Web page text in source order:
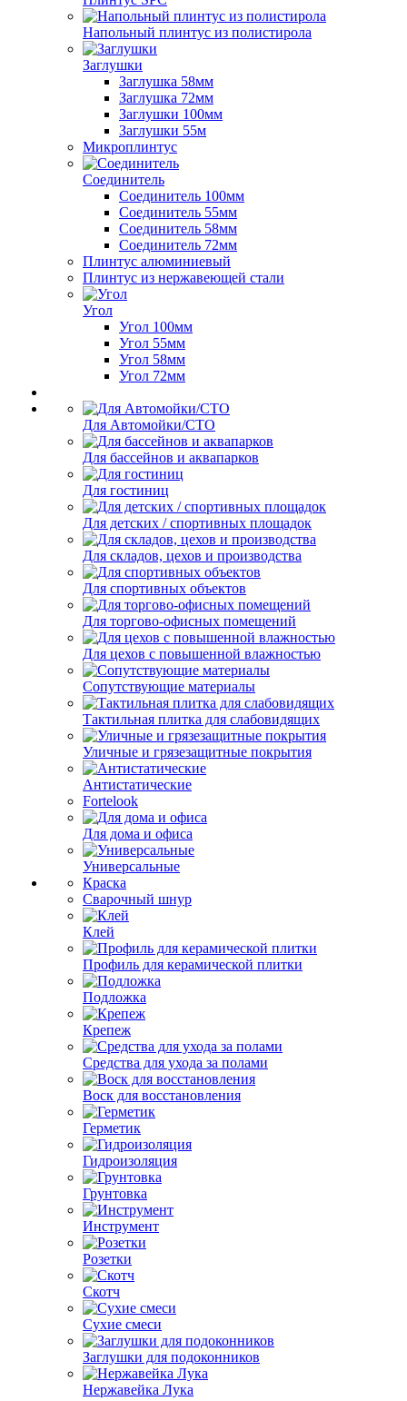
Напольный плинтус из полистирола
Заглушки
Заглушка 58мм
Заглушка 72мм
Заглушки 100мм
Заглушки 55м
Микроплинтус
Соединитель
Соединитель 100мм
Соединитель 55мм
Соединитель 58мм
Соединитель 72мм
Плинтус алюминиевый
Плинтус из нержавеющей стали
Угол
Угол 100мм
Угол 55мм
Угол 58мм
Угол 72мм
Для Автомойки/СТО
Для бассейнов и аквапарков
Для гостиниц
Для детских / спортивных площадок
Для складов, цехов и производства
Для спортивных объектов
Для торгово-офисных помещений
Для цехов с повышенной влажностью
Сопутствующие материалы
Тактильная плитка для слабовидящих
Уличные и грязезащитные покрытия
Антистатические
Fortelook
Для дома и офиса
Универсальные
Краска
Сварочный шнур
Клей
Профиль для керамической плитки
Подложка
Крепеж
Средства для ухода за полами
Воск для восстановления
Герметик
Гидроизоляция
Грунтовка
Инструмент
Розетки
Скотч
Сухие смеси
Заглушки для подоконников
Нержавейка Лука